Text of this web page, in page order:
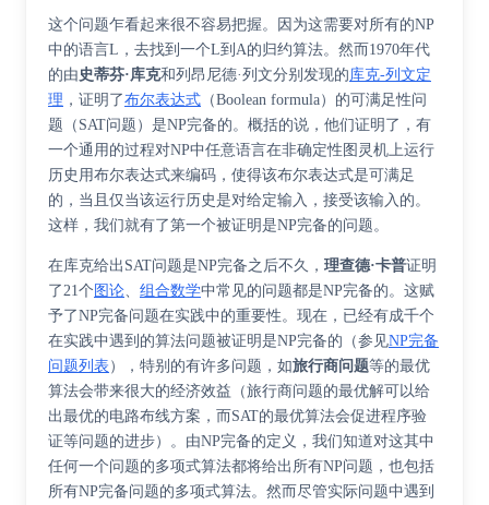
这个问题乍看起来很不容易把握。因为这需要对所有的NP
中的语言L，去找到一个L到A的归约算法。然而1970年代
的由 史蒂芬·库克和列昂尼德·列文分别发现的库克-列文定
理 ，证明了布尔表达式 （Boolean formula）的可满足性问
题 （SAT问题）是NP完备的。概括的说，他们证明了，有
一个通用的过程对NP中任意语言在非确定性图灵机上运行
历史用布尔表达式来编码，使得该布尔表达式是可满足
的，当且仅当该运行历史是对给定输入，接受该输入的。
这样，我们就有了第一个被证明是NP完备的问题。
在库克给出SAT问题是NP完备之后不久， 理查德·卡普证明
了21个 图论、 组合数学中常见的问题都是NP完备的。这赋
予了NP完备问题在实践中的重要性。现在，已经有成千个
在实践中遇到的算法问题被证明是NP完备的（参见NP完备
问题列表 ），特别的有许多问题，如旅行商问题等的最优
算法会带来很大的经济效益（旅行商问题的最优解可以给
出最优的电路布线方案，而SAT的最优算法会促进程序验
证等问题的进步）。由NP完备的定义，我们知道对这其中
任何一个问题的多项式算法都将给出所有NP问题，也包括
所有NP完备问题的多项式算法。然而尽管实际问题中遇到